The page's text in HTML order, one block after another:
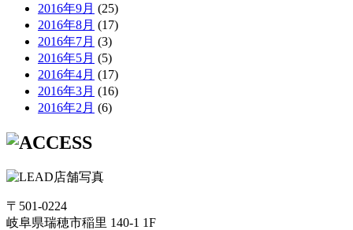
2016年9月 (25)
2016年8月 (17)
2016年7月 (3)
2016年5月 (5)
2016年4月 (17)
2016年3月 (16)
2016年2月 (6)
〒501-0224
岐阜県瑞穂市稲里 140-1 1F